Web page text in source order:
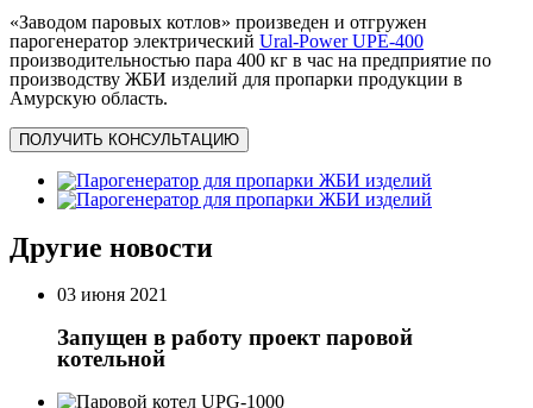
«Заводом паровых котлов» произведен и отгружен
парогенератор электрический Ural-Power UPE-400
производительностью пара 400 кг в час на предприятие по
производству ЖБИ изделий для пропарки продукции в
Амурскую область.
ПОЛУЧИТЬ КОНСУЛЬТАЦИЮ
Другие новости
03 июня 2021
Запущен в работу проект паровой
котельной